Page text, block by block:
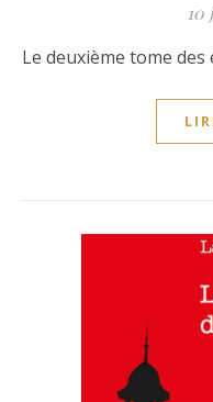
10
Le deuxième tome